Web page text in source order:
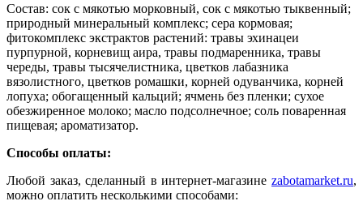
Состав: сок с мякотью морковный, сок с мякотью тыквенный;
природный минеральный комплекс; сера кормовая;
фитокомплекс экстрактов растений: травы эхинацеи
пурпурной, корневищ аира, травы подмаренника, травы
череды, травы тысячелистника, цветков лабазника
вязолистного, цветков ромашки, корней одуванчика, корней
лопуха; обогащенный кальций; ячмень без пленки; сухое
обезжиренное молоко; масло подсолнечное; соль поваренная
пищевая; ароматизатор.
Способы оплаты:
Любой заказ, сделанный в интернет-магазине zabotamarket.ru,
можно оплатить несколькими способами: